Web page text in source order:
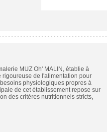
MUZ Oh' MALIN, établie à
de l'alimentation pour
physiologiques propres à
de cet établissement repose sur
des critères nutritionnels stricts,